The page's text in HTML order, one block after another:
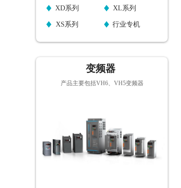
XD系列 XL系列
行业专机
XS系列
变频器
产品主要包括VH6、VH5变频器
按钮文本